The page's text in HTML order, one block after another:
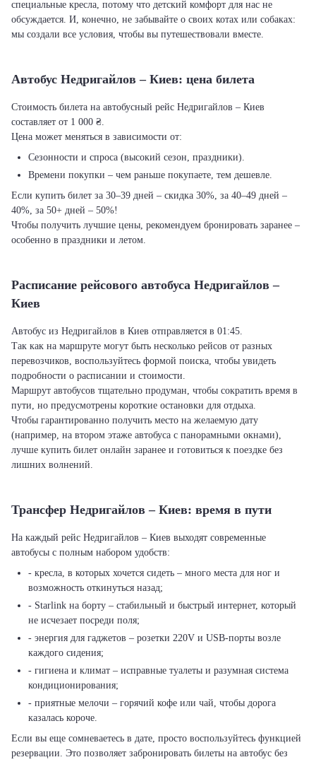
специальные кресла, потому что детский комфорт для нас не
обсуждается. И, конечно, не забывайте о своих котах или собаках:
мы создали все условия, чтобы вы путешествовали вместе.
Автобус Недригайлов – Киев: цена билета
Стоимость билета на автобусный рейс Недригайлов – Киев
составляет от 1 000 ₴.
Цена может меняться в зависимости от:
Сезонности и спроса (высокий сезон, праздники).
Времени покупки – чем раньше покупаете, тем дешевле.
Если купить билет за 30–39 дней – скидка 30%, за 40–49 дней –
40%, за 50+ дней – 50%!
Чтобы получить лучшие цены, рекомендуем бронировать заранее –
особенно в праздники и летом.
Расписание рейсового автобуса Недригайлов –
Киев
Автобус из Недригайлов в Киев отправляется в 01:45.
Так как на маршруте могут быть несколько рейсов от разных
перевозчиков, воспользуйтесь формой поиска, чтобы увидеть
подробности о расписании и стоимости.
Маршрут автобусов тщательно продуман, чтобы сократить время в
пути, но предусмотрены короткие остановки для отдыха.
Чтобы гарантированно получить место на желаемую дату
(например, на втором этаже автобуса с панорамными окнами),
лучше купить билет онлайн заранее и готовиться к поездке без
лишних волнений.
Трансфер Недригайлов – Киев: время в пути
На каждый рейс Недригайлов – Киев выходят современные
автобусы с полным набором удобств:
- кресла, в которых хочется сидеть – много места для ног и
возможность откинуться назад;
- Starlink на борту – стабильный и быстрый интернет, который
не исчезает посреди поля;
- энергия для гаджетов – розетки 220V и USB-порты возле
каждого сидения;
- гигиена и климат – исправные туалеты и разумная система
кондиционирования;
- приятные мелочи – горячий кофе или чай, чтобы дорога
казалась короче.
Если вы еще сомневаетесь в дате, просто воспользуйтесь функцией
резервации. Это позволяет забронировать билеты на автобус без